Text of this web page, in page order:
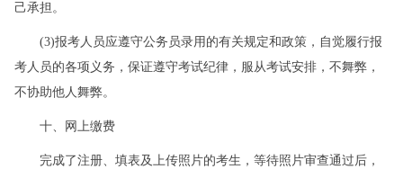
己承担。
(3)报考人员应遵守公务员录用的有关规定和政策，自觉履行报
考人员的各项义务，保证遵守考试纪律，服从考试安排，不舞弊，
不协助他人舞弊。
十、网上缴费
完成了注册、填表及上传照片的考生，等待照片审查通过后，